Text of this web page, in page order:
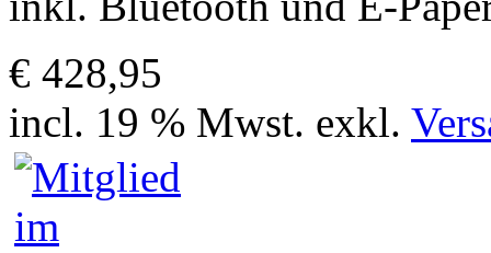
€ 428,95
incl. 19 % Mwst. exkl.